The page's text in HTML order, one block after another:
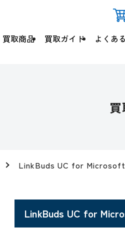
買取商品 買取ガイド よくあ
LinkBuds UC for
LinkBuds UC for